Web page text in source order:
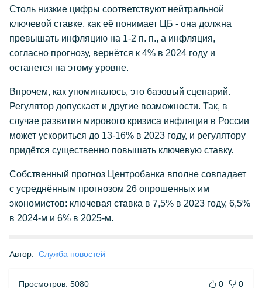
Столь низкие цифры соответствуют нейтральной
ключевой ставке, как её понимает ЦБ - она должна
превышать инфляцию на 1-2 п. п., а инфляция,
согласно прогнозу, вернётся к 4% в 2024 году и
останется на этому уровне.
Впрочем, как упоминалось, это базовый сценарий.
Регулятор допускает и другие возможности. Так, в
случае развития мирового кризиса инфляция в России
может ускориться до 13-16% в 2023 году, и регулятору
придётся существенно повышать ключевую ставку.
Собственный прогноз Центробанка вполне совпадает
с усреднённым прогнозом 26 опрошенных им
экономистов: ключевая ставка в 7,5% в 2023 году, 6,5%
в 2024-м и 6% в 2025-м.
Автор: Служба новостей
Просмотров: 5080 0 0